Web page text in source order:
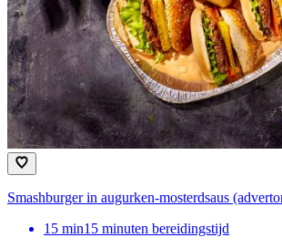
Smashburger in augurken-mosterdsaus
15 min15 minuten bereidingstijd